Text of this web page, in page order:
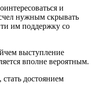
и
нужным скрывать
им поддержку со
выступление
вполне вероятным.
достоянием